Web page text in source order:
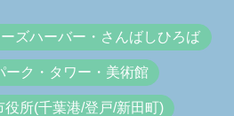
ズハーバー・さんばしひろば
ーク・タワー・美術館
役所(千葉港/登戸/新田町)